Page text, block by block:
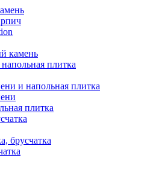
камень
плитка
и напольная плитка
плитка
брусчатка